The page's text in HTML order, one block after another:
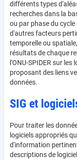
différents types
recherches dans la
ou par phase du
d'autres facteurs
temporelle ou
résultats de chaque
l'ONU-SPIDER sur les
proposant des liens
données.
SIG et
Pour traiter les
logiciels appropriés
d'information
descriptions de